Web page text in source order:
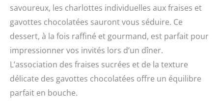
savoureux, les charlottes individuelles aux fraises et
gavottes chocolatées sauront vous séduire. Ce
dessert, à la fois raffiné et gourmand, est parfait pour
impressionner vos invités lors d’un dîner.
L’association des fraises sucrées et de la texture
délicate des gavottes chocolatées offre un équilibre
parfait en bouche.